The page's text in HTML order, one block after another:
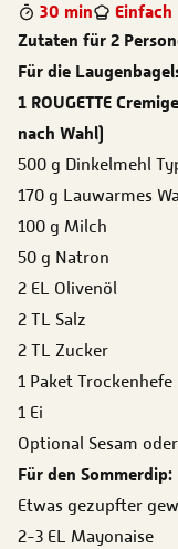
30 min
Einfach
Zutaten für 2
Für die
1 ROUGETTE
nach Wahl)
500 g Dinkelmehl
170 g Lauwarmes
100 g Milch
50 g Natron
2 EL Olivenöl
2 TL Salz
2 TL Zucker
1 Paket Trockenhefe
1 Ei
Optional Sesam
Für den Sommerdip:
Etwas gezupfter
2-3 EL Mayonaise